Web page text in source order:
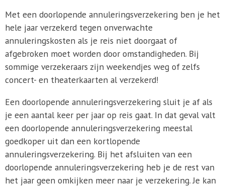
Met een doorlopende annuleringsverzekering ben je het
hele jaar verzekerd tegen onverwachte
annuleringskosten als je reis niet doorgaat of
afgebroken moet worden door omstandigheden. Bij
sommige verzekeraars zijn weekendjes weg of zelfs
concert- en theaterkaarten al verzekerd!
Een doorlopende annuleringsverzekering sluit je af als
je een aantal keer per jaar op reis gaat. In dat geval valt
een doorlopende annuleringsverzekering meestal
goedkoper uit dan een kortlopende
annuleringsverzekering. Bij het afsluiten van een
doorlopende annuleringsverzekering heb je de rest van
het jaar geen omkijken meer naar je verzekering. Je kan